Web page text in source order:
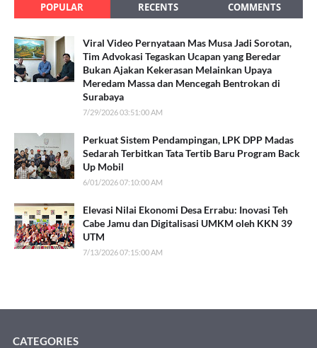
POPULAR RECENTS COMMENTS
Viral Video Pernyataan Mas Musa Jadi Sorotan,
Tim Advokasi Tegaskan Ucapan yang Beredar
Bukan Ajakan Kekerasan Melainkan Upaya
Meredam Massa dan Mencegah Bentrokan di
Surabaya
7/29/2026 03:51:00 AM
Perkuat Sistem Pendampingan, LPK DPP Madas
Sedarah Terbitkan Tata Tertib Baru Program Back
Up Mobil
6/01/2026 07:10:00 AM
Elevasi Nilai Ekonomi Desa Errabu: Inovasi Teh
Cabe Jamu dan Digitalisasi UMKM oleh KKN 39
UTM
7/13/2026 07:15:00 AM
CATEGORIES